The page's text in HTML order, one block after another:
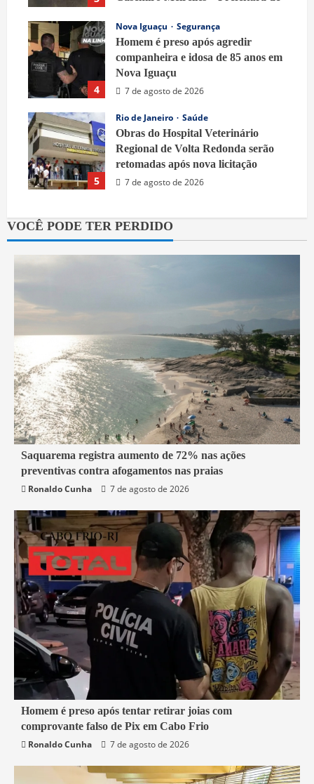
7 de agosto de 2026
4
Nova Iguaçu
Segurança
Homem é preso após agredir
companheira e idosa de 85 anos em
Nova Iguaçu
7 de agosto de 2026
5
Rio de Janeiro
Saúde
Obras do Hospital Veterinário
Regional de Volta Redonda serão
retomadas após nova licitação
7 de agosto de 2026
VOCÊ PODE TER PERDIDO
2 min read
Saquarema
Saquarema registra aumento de 72% nas ações
preventivas contra afogamentos nas praias
Ronaldo Cunha
7 de agosto de 2026
2 min read
Cabo Frio
Segurança
Homem é preso após tentar retirar joias com
comprovante falso de Pix em Cabo Frio
Ronaldo Cunha
7 de agosto de 2026